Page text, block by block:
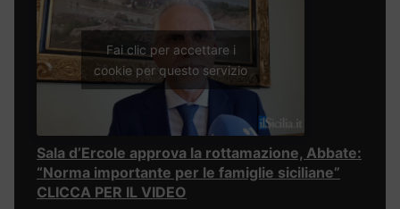
Fai clic per accettare i
cookie per questo servizio
Sala d’Ercole approva la rottamazione, Abbate:
“Norma importante per le famiglie siciliane”
CLICCA PER IL VIDEO